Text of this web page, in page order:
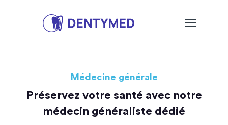
Médecine générale
Préservez votre santé avec notre
médecin généraliste dédié